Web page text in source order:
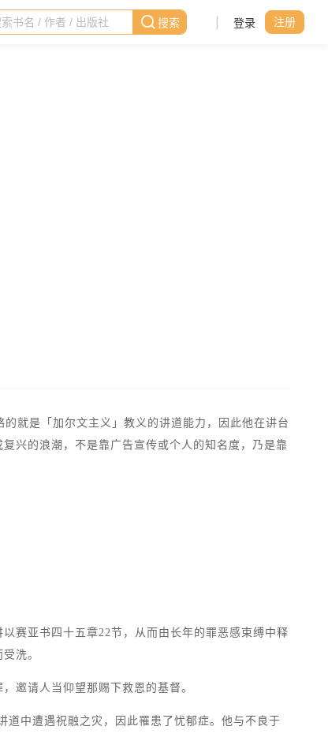
登录 注册
就是「加尔文主义」教义的讲道能力，因此他在讲台
兴的浪潮，不是靠广告宣传或个人的知名度，乃是靠
赛亚书四十五章22节，从而由长年的罪恶感束缚中释
洗。
邀请人当仰望那赐下救恩的基督。
道中遭遇祝融之灾，因此罹患了忧郁症。他与不良于